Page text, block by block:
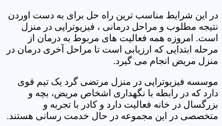
در این شرایط مناسب ترین راه حل برای به دست اوردن
نتیجه مطلوب و مراحل درمانی ، فیزیوتراپی در منزل
است. امروزه همه فعالیت های مربوط به درمان از
مرحله ابتدایی که ارزیابی است تا مراحل آخری درمان در
منزل مریض انجام می گیرد.
موسسه فیزیوتراپی در منزل مرتضی گرد‎ یک تیم قوی
دارد که در رابطه با نگهداری اشخاص مریض، بچه و
بزرگسال در خانه فعالیت دارد و کادر با تجربه و
متخصصی در این مجموعه در حال خدمت رسانی هستند.